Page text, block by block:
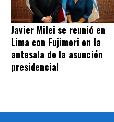
Javier Milei se reunió en
Lima con Fujimori en la
antesala de la asunción
presidencial